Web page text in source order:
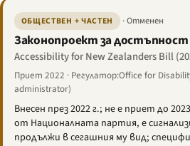
ОБЩЕСТВЕН + ЧАСТЕН · Отменен
Законопроект за достъпност
Accessibility for New Zealanders Bill
Приет 2022 · Регулатор:Office for
administrator)
Внесен през 2022 г.; не е приет до
от Националната партия, е
продължи в сегашния му вид;